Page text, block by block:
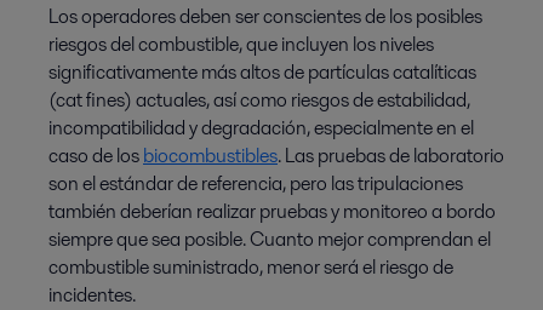
Los operadores deben ser conscientes de los posibles
riesgos del combustible, que incluyen los niveles
significativamente más altos de partículas catalíticas
(cat fines) actuales, así como riesgos de estabilidad,
incompatibilidad y degradación, especialmente en el
caso de losbiocombustibles. Las pruebas de laboratorio
son el estándar de referencia, pero las tripulaciones
también deberían realizar pruebas y monitoreo a bordo
siempre que sea posible. Cuanto mejor comprendan el
combustible suministrado, menor será el riesgo de
incidentes.